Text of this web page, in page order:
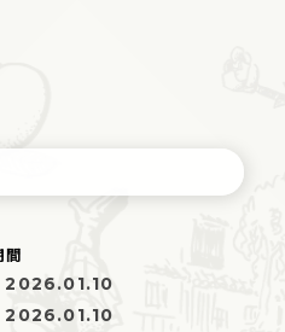
間
2026.01.10
2026.01.10